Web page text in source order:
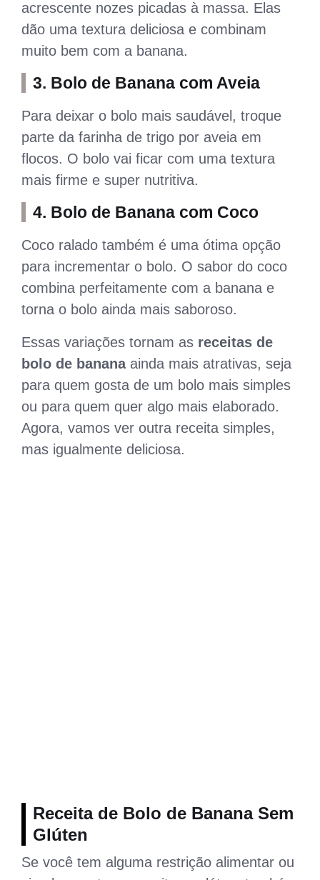
acrescente nozes picadas à massa. Elas
dão uma textura deliciosa e combinam
muito bem com a banana.
3. Bolo de Banana com Aveia
Para deixar o bolo mais saudável, troque
parte da farinha de trigo por aveia em
flocos. O bolo vai ficar com uma textura
mais firme e super nutritiva.
4. Bolo de Banana com Coco
Coco ralado também é uma ótima opção
para incrementar o bolo. O sabor do coco
combina perfeitamente com a banana e
torna o bolo ainda mais saboroso.
Essas variações tornam as receitas de
bolo de bananaainda mais atrativas, seja
para quem gosta de um bolo mais simples
ou para quem quer algo mais elaborado.
Agora, vamos ver outra receita simples,
mas igualmente deliciosa.
Receita de Bolo de Banana Sem
Glúten
Se você tem alguma restrição alimentar ou